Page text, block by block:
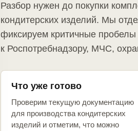
Разбор нужен до покупки
кондитерских изделий. Мы
фиксируем критичные
к Роспотребнадзору, МЧС,
Что уже готово
Проверим текущую документацию
для производства кондитерских
изделий и отметим, что можно